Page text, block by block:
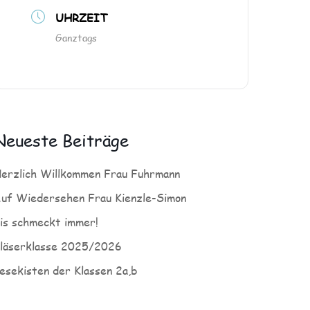
UHRZEIT
Ganztags
Beiträge
Willkommen Frau Fuhrmann
Wiedersehen Frau Kienzle-Simon
schmeckt immer!
2025/2026
der Klassen 2a,b